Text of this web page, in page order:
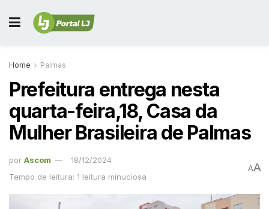
Home Palmas
Prefeitura entrega nesta
quarta-feira,18, Casa da
Mulher Brasileira de Palmas
por Ascom
18/12/2024
Tempo de leitura: 1 leitura minuciosa
AA